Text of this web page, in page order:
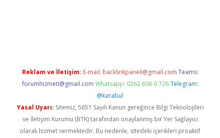
Reklam ve İletişim: E-mail: backlinkpaneli@gmail.com Teams:
forumhizmeti@gmail.com Whatsapp: 0262 606 0 726 Telegram:
@karabul
Yasal Uyarı: Sitemiz, 5651 Sayılı Kanun gereğince Bilgi Teknolojileri
ve İletişim Kurumu (BTK) tarafından onaylanmış bir Yer Sağlayıcı
olarak hizmet vermektedir. Bu nedenle, sitedeki içerikleri proaktif